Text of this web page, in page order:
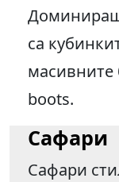
са
масивните
boots.
Сафари
Сафари